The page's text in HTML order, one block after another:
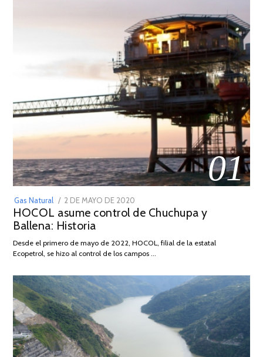
01
Gas Natural
POSTED
ON
2 DE MAYO DE 2020
DE
2026
HOCOL asume control de Chuchupa y
Ballena: Historia
Desde el primero de mayo de 2022, HOCOL, filial de la estatal
Ecopetrol, se hizo al control de los campos …